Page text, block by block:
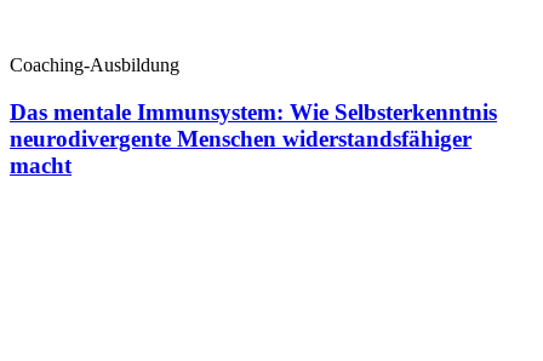
Coaching-Ausbildung
Das mentale Immunsystem: Wie Selbsterkenntnis
neurodivergente Menschen widerstandsfähiger
macht